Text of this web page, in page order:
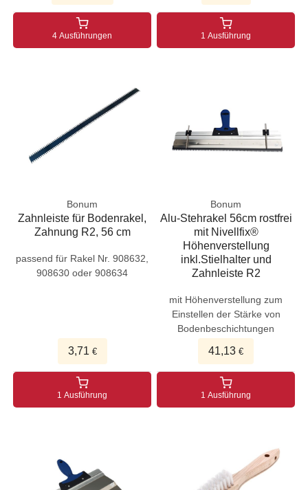
4 Ausführungen 1 Ausführung
Bonum
Zahnleiste für Bodenrakel,
Zahnung R2, 56 cm
passend für Rakel Nr. 908632,
908630 oder 908634
3,71€
1 Ausführung
Bonum
Alu-Stehrakel 56cm rostfrei
mit Nivellfix®
Höhenverstellung
inkl.Stielhalter und
Zahnleiste R2
mit Höhenverstellung zum
Einstellen der Stärke von
Bodenbeschichtungen
41,13 €
1 Ausführung